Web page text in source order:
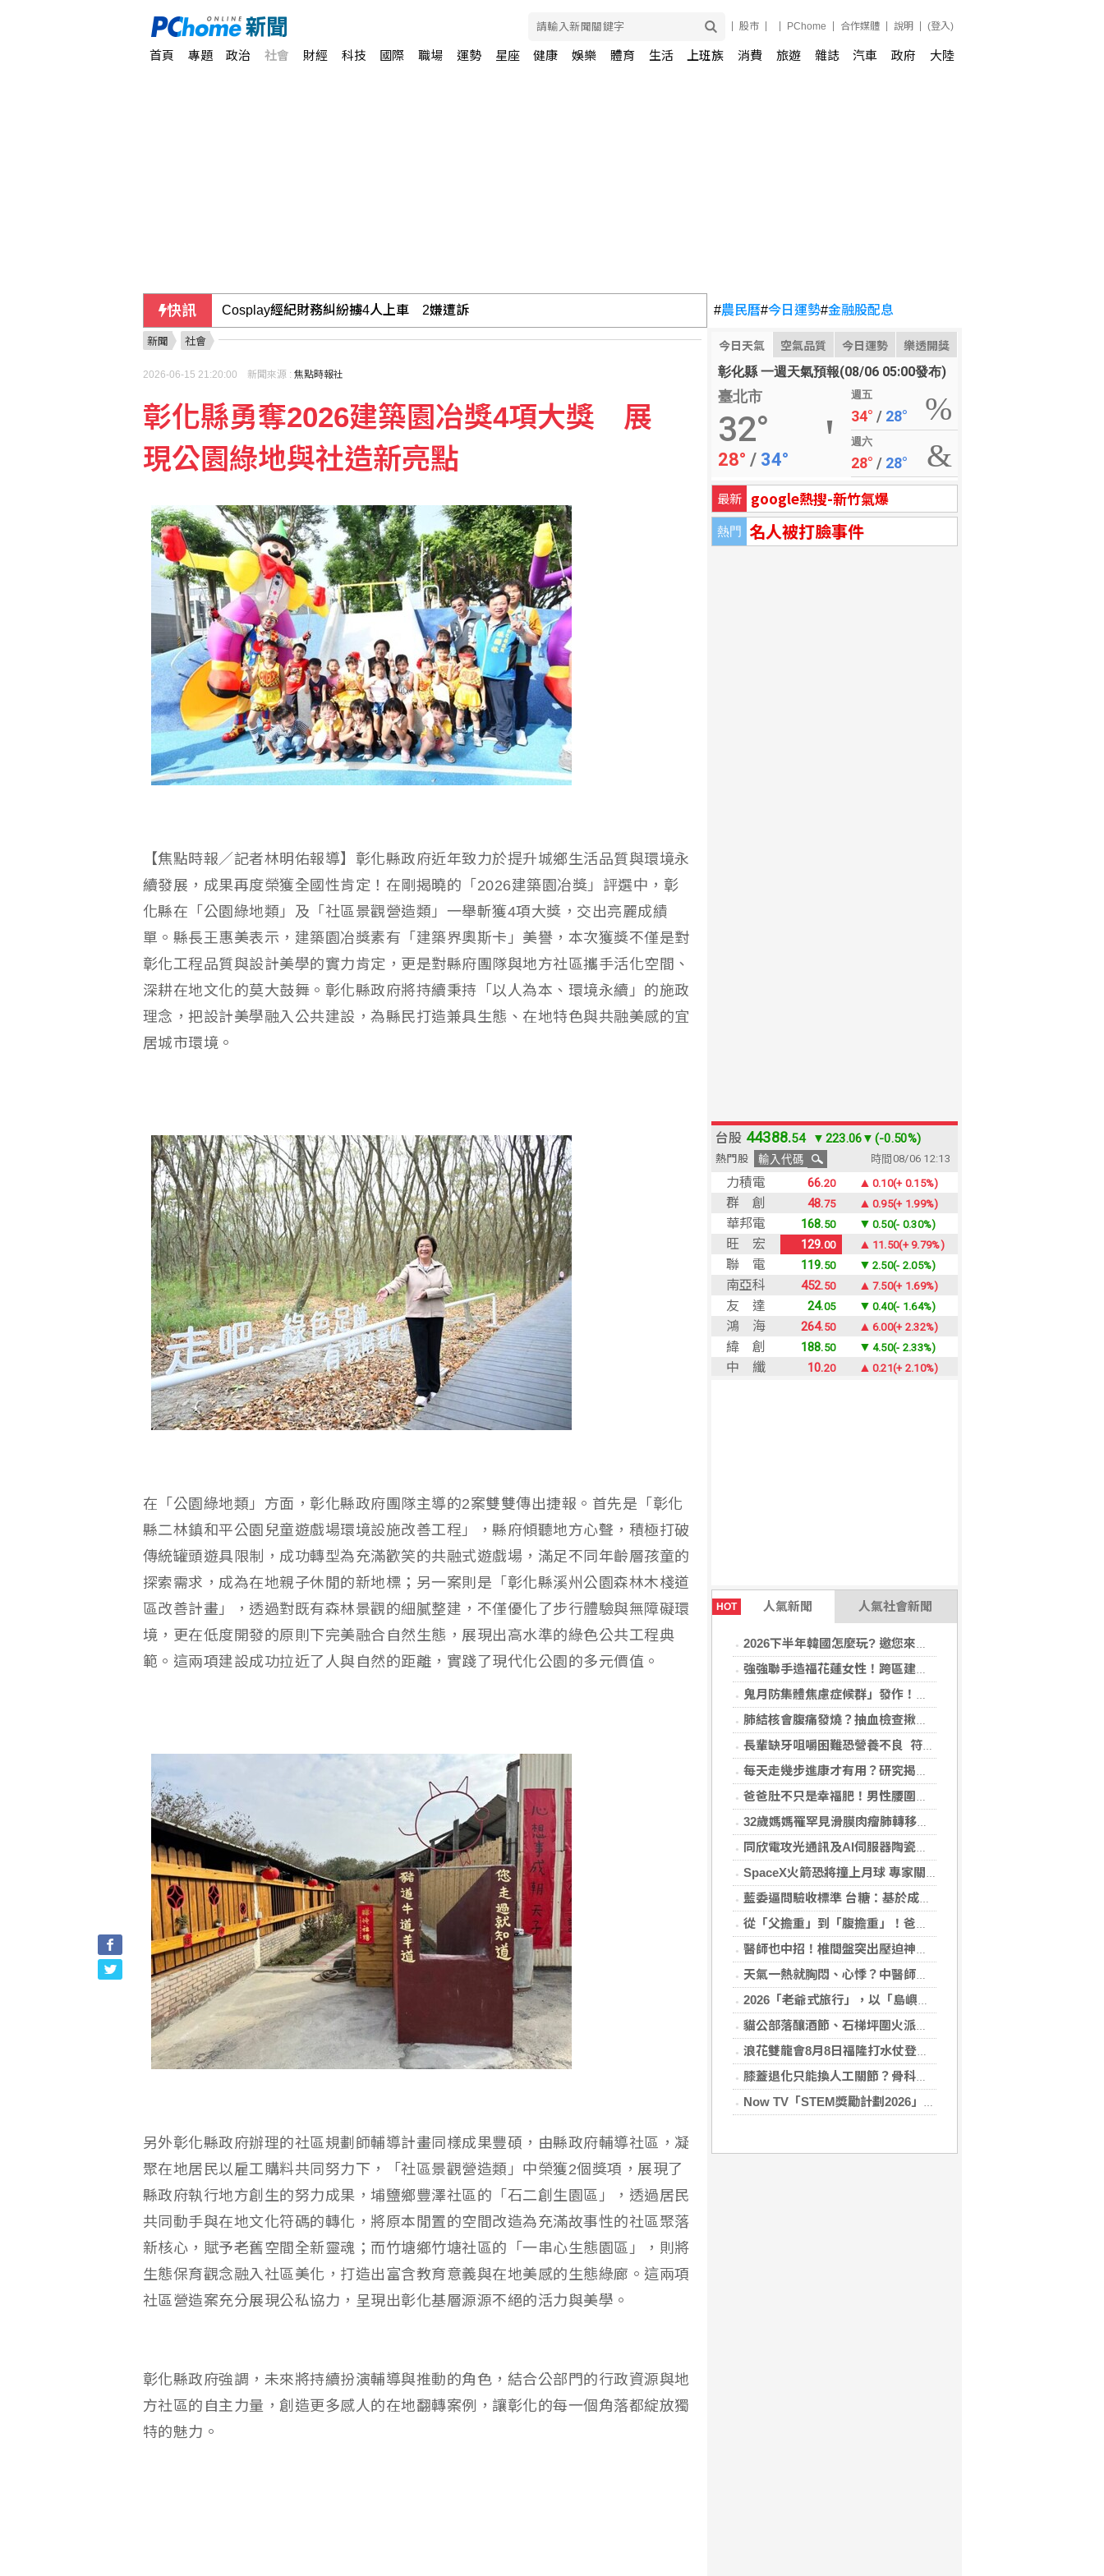
股市 PChome 合作媒體 說明 (登入)
首頁 專題 政治 社會 財經 科技 國際 職場 運勢 星座 健康 娛樂 體育 生活 上班族 消費 旅遊 雜誌 汽車 政府 大陸
快訊 Cosplay經紀財務糾紛擄4人上車 2嫌遭訴
漢光42號小港機場道路阻絕演練 30多名召員上陣
幼兒反覆腹痛、嘔吐又黃疸別輕忽 當心罹患罕見先天性膽管囊腫
#農民曆#今日運勢#金融股配息
今日天氣 空氣品質 今日運勢 樂透開獎
彰化縣 一週天氣預報(08/06 05:00發布)
臺北市
32°
28° / 34°
週五
34° / 28°
週六
28° / 28°
最新 google熱搜-新竹氣爆
熱門 名人被打臉事件
HOT 人氣新聞 人氣社會新聞
2026下半年韓國怎麼玩? 邀您來場韓國深度遊，還「遊」好康！
強強聯手造福花蓮女性！跨區建立生殖照護模式，備孕無後顧之憂
鬼月防集體焦慮症候群」發作！醫揭：安度民俗月2大「認知調適」對策
肺結核會腹痛發燒？抽血檢查揪潛伏感染對症下藥
長輩缺牙咀嚼困難恐營養不良 符合「這二身分」可申請假牙補助
每天走幾步進康才有用？研究揭：5000步即可降低37%死亡風險
爸爸肚不只是幸福肥！男性腰圍逾90公分 醫籲留意脂肪肝風險
32歲媽媽罹罕見滑膜肉瘤肺轉移！立體定位精準放療SBRT，控制轉移病灶
同欣電攻光通訊及AI伺服器陶瓷基板 明年業績看佳
SpaceX火箭恐將撞上月球 專家關注衝擊後果
藍委逼問驗收標準 台糖：基於成本考量
從「父擔重」到「腹擔重」！爸爸肚恐暗藏中年男性健康危機
醫師也中招！椎間盤突出壓迫神經 微創內視鏡手術助重返正常生活
天氣一熱就胸悶、心悸？中醫師提醒：高溫讓心臟負擔大增，別輕忽身體警訊
2026「老爺式旅行」，以「島嶼的弦外之音」為題 帶旅人開箱歌劇院後台、探訪地下舞廳年代及體驗民歌
貓公部落釀酒節、石梯坪圍火派對 分別在中秋與國慶連假登場
浪花雙龍會8月8日福隆打水仗登場 尚有免費名額快報名，還可抽住宿券！
膝蓋退化只能換人工關節？骨科醫師解析「退化性關節炎」治療評估
Now TV「STEM獎勵計劃2026」正式開始｜獲長隆度假區全力支持 推出《主題樂園有趣科學大探索》第二季及「長隆小科學家大獎」
新聞 社會
2026-06-15 21:20:00 新聞來源 : 焦點時報社
彰化縣勇奪2026建築園冶獎4項大獎 展
現公園綠地與社造新亮點
【焦點時報／記者林明佑報導】彰化縣政府近年致力於提升城鄉生活品質與環境永
續發展，成果再度榮獲全國性肯定！在剛揭曉的「2026建築園冶獎」評選中，彰
化縣在「公園綠地類」及「社區景觀營造類」一舉斬獲4項大獎，交出亮麗成績
單。縣長王惠美表示，建築園冶獎素有「建築界奧斯卡」美譽，本次獲獎不僅是對
彰化工程品質與設計美學的實力肯定，更是對縣府團隊與地方社區攜手活化空間、
深耕在地文化的莫大鼓舞。彰化縣政府將持續秉持「以人為本、環境永續」的施政
理念，把設計美學融入公共建設，為縣民打造兼具生態、在地特色與共融美感的宜
居城市環境。
在「公園綠地類」方面，彰化縣政府團隊主導的2案雙雙傳出捷報。首先是「彰化
縣二林鎮和平公園兒童遊戲場環境設施改善工程」，縣府傾聽地方心聲，積極打破
傳統罐頭遊具限制，成功轉型為充滿歡笑的共融式遊戲場，滿足不同年齡層孩童的
探索需求，成為在地親子休閒的新地標；另一案則是「彰化縣溪州公園森林木棧道
區改善計畫」，透過對既有森林景觀的細膩整建，不僅優化了步行體驗與無障礙環
境，更在低度開發的原則下完美融合自然生態，展現出高水準的綠色公共工程典
範。這兩項建設成功拉近了人與自然的距離，實踐了現代化公園的多元價值。
另外彰化縣政府辦理的社區規劃師輔導計畫同樣成果豐碩，由縣政府輔導社區，凝
聚在地居民以雇工購料共同努力下，「社區景觀營造類」中榮獲2個獎項，展現了
縣政府執行地方創生的努力成果，埔鹽鄉豐澤社區的「石二創生園區」，透過居民
共同動手與在地文化符碼的轉化，將原本閒置的空間改造為充滿故事性的社區聚落
新核心，賦予老舊空間全新靈魂；而竹塘鄉竹塘社區的「一串心生態園區」，則將
生態保育觀念融入社區美化，打造出富含教育意義與在地美感的生態綠廊。這兩項
社區營造案充分展現公私協力，呈現出彰化基層源源不絕的活力與美學。
彰化縣政府強調，未來將持續扮演輔導與推動的角色，結合公部門的行政資源與地
方社區的自主力量，創造更多感人的在地翻轉案例，讓彰化的每一個角落都綻放獨
特的魅力。